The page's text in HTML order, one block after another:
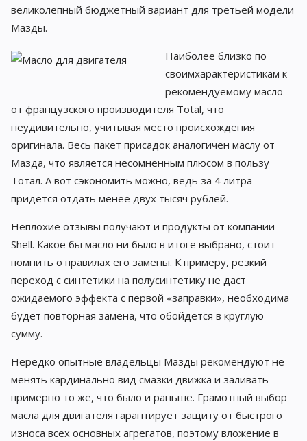
великолепный бюджетный вариант для третьей модели
Мазды.
Наиболее близко по
своимхарактеристикам к
рекомендуемому масло
от французского производителя Total, что
неудивительно, учитывая место происхождения
оригинала. Весь пакет присадок аналогичен маслу от
Мазда, что является несомненным плюсом в пользу
Тотал. А вот сэкономить можно, ведь за 4 литра
придется отдать менее двух тысяч рублей.
Неплохие отзывы получают и продукты от компании
Shell. Какое бы масло ни было в итоге выбрано, стоит
помнить о правилах его замены. К примеру, резкий
переход с синтетики на полусинтетику не даст
ожидаемого эффекта с первой «заправки», необходима
будет повторная замена, что обойдется в круглую
сумму.
Нередко опытные владельцы Мазды рекомендуют не
менять кардинально вид смазки движка и заливать
примерно то же, что было и раньше. Грамотный выбор
масла для двигателя гарантирует защиту от быстрого
износа всех основных агрегатов, поэтому вложение в